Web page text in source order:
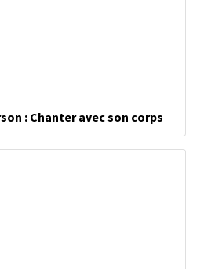
: Chanter avec son corps